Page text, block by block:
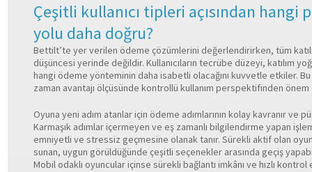
Çeşitli kullanıcı tipleri açısından hangi
yolu daha doğru?
Bettilt’te yer verilen ödeme çözümlerini değerlendirirken, tüm
düşüncesi yerinde değildir. Kullanıcıların tecrübe düzeyi, katılım
hangi ödeme yönteminin daha isabetli olacağını kuvvetle etkiler.
zaman avantajı ölçüsünde kontrollü kullanım perspektifinden önem
Oyuna yeni adım atanlar için ödeme adımlarının kolay kavranır ve
Karmaşık adımlar içermeyen ve eş zamanlı bilgilendirme yapan
emniyetli ve stressiz geçmesine olanak tanır. Sürekli aktif olan
sunan, uygun görüldüğünde çeşitli seçenekler arasında geçiş
Mobil odaklı oyuncular içinse sürekli bağlantı imkânı ve hızlı